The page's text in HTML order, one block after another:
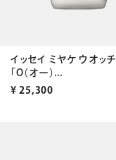
イッセイ ミヤケ ウオッチ
「O（オー）...
¥ 25,300